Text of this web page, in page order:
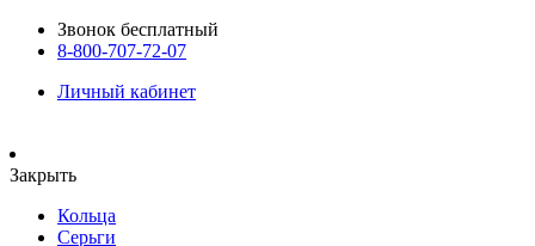
Звонок бесплатный
8-800-707-72-07
Личный кабинет
Закрыть
Кольца
Серьги